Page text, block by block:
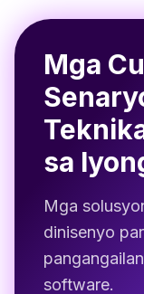
Mga
sa
Mga
dinisenyo
software.